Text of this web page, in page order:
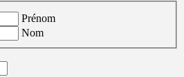
Prénom
Nom